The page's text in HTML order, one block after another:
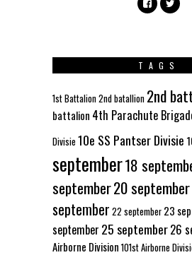
TAGS
1st Battalion2nd batallion 2nd
battalion 4th Parachute
Divisie 10e SS Pantser Divisie
september18
september20 september
september 22 september 23
september 25 september26
Airborne Division 101st Airborne